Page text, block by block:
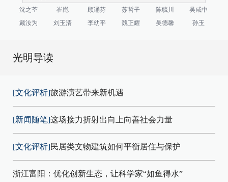
沈之荃 崔崑 顾诵芬 苏哲子 陈毓川
吴咸中
戴汝为
刘玉清 李幼平 魏正耀 吴德馨 孙玉
光明导读
[文化评析]旅游演艺带来新机遇
[新闻随笔]这场接力折射出向上向善社会力量
[文化评析]民居类文物建筑如何平衡居住与保护
浙江富阳：优化创新生态，让科学家“如鱼得水”